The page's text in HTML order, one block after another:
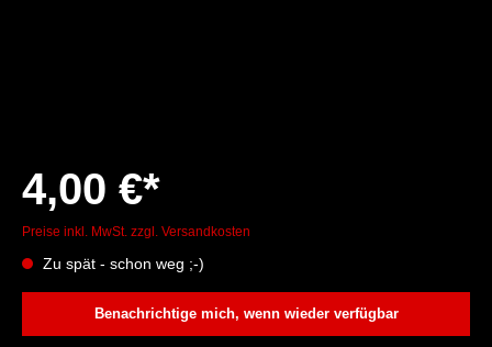
4,00 €*
Preise inkl. MwSt. zzgl. Versandkosten
Zu spät - schon weg ;-)
Benachrichtige mich, wenn wieder verfügbar